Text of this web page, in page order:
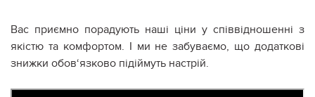
Вас приємно порадують наші ціни у співвідношенні з
якістю та комфортом. І ми не забуваємо, що додаткові
знижки обов‘язково підіймуть настрій.